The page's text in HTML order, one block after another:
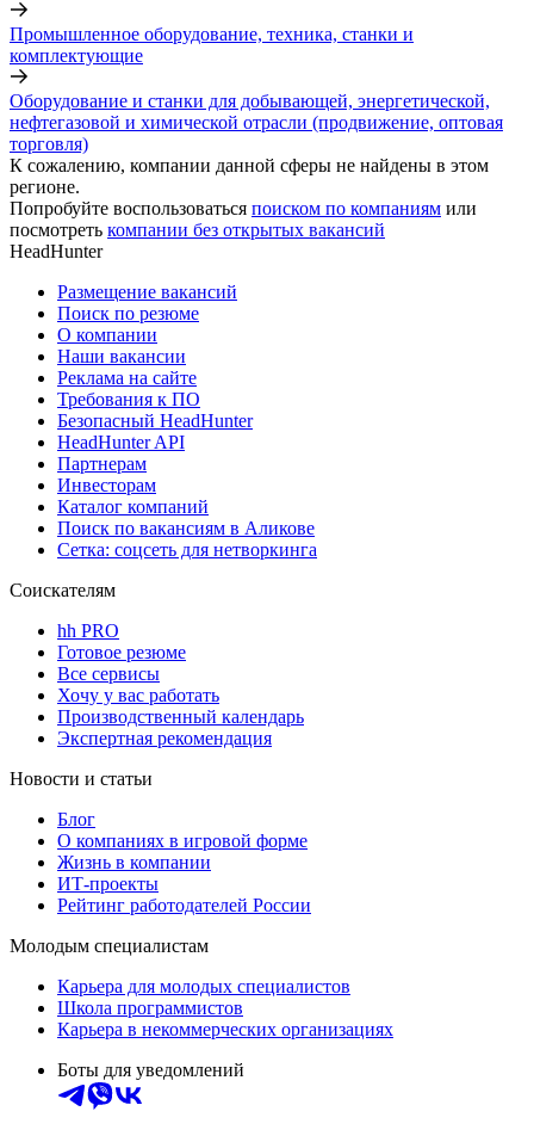
Промышленное оборудование, техника, станки и
комплектующие
Оборудование и станки для добывающей, энергетической,
нефтегазовой и химической отрасли (продвижение, оптовая
торговля)
К сожалению, компании данной сферы не найдены в этом
регионе.
Попробуйте воспользоваться поиском по компаниям или
посмотреть компании без открытых вакансий
HeadHunter
Размещение вакансий
Поиск по резюме
О компании
Наши вакансии
Реклама на сайте
Требования к ПО
Безопасный HeadHunter
HeadHunter API
Партнерам
Инвесторам
Каталог компаний
Поиск по вакансиям в Аликове
Сетка: соцсеть для нетворкинга
Соискателям
hh PRO
Готовое резюме
Все сервисы
Хочу у вас работать
Производственный календарь
Экспертная рекомендация
Новости и статьи
Блог
О компаниях в игровой форме
Жизнь в компании
ИТ-проекты
Рейтинг работодателей России
Молодым специалистам
Карьера для молодых специалистов
Школа программистов
Карьера в некоммерческих организациях
Боты для уведомлений